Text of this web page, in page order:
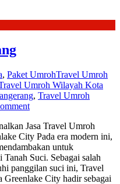
, Paket UmrohTravel Umroh
Umroh Wilayah Kota
, Travel Umroh
Jasa Travel Umroh
City Pada era modern ini,
untuk
Suci. Sebagai salah
panggilan suci ini, Travel
City hadir sebagai